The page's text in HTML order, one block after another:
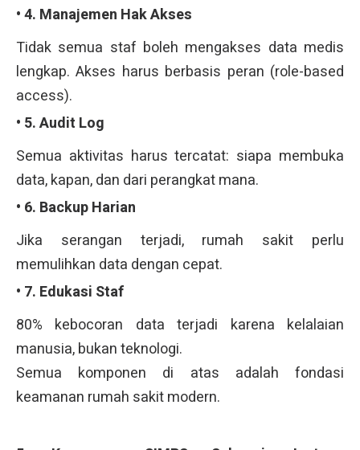
• 4. Manajemen Hak Akses
Tidak semua staf boleh mengakses data medis
lengkap. Akses harus berbasis peran (role-based
access).
• 5. Audit Log
Semua aktivitas harus tercatat: siapa membuka
data, kapan, dan dari perangkat mana.
• 6. Backup Harian
Jika serangan terjadi, rumah sakit perlu
memulihkan data dengan cepat.
• 7. Edukasi Staf
80% kebocoran data terjadi karena kelalaian
manusia, bukan teknologi.
Semua komponen di atas adalah fondasi
keamanan rumah sakit modern.